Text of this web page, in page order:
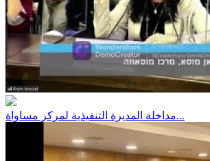
مداخلة المديرة التنفيذية لمركز مساواة...